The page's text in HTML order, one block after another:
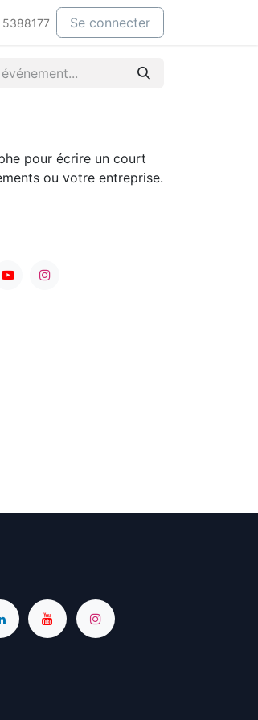
5388177 Se connecter
pour écrire un court
ou votre entreprise.